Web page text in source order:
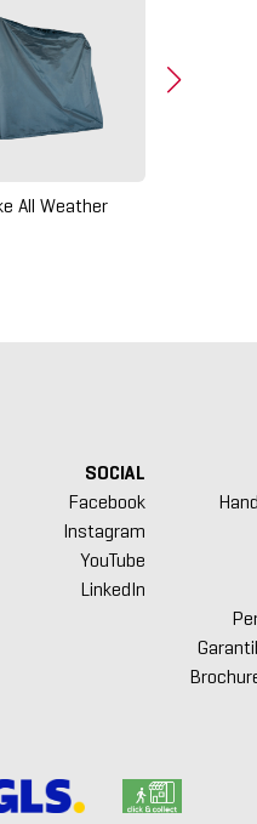
All Weather
SOCIAL
Facebook
Instagram
YouTube
LinkedIn